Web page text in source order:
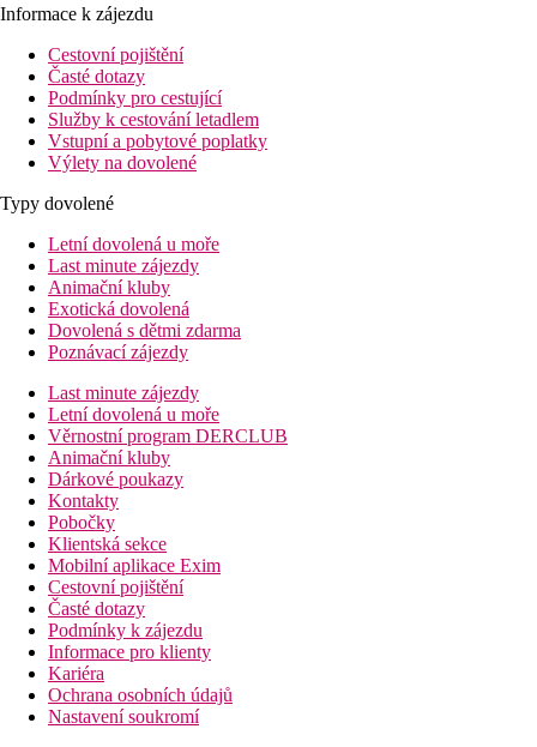
Informace k zájezdu
Cestovní pojištění
Časté dotazy
Podmínky pro cestující
Služby k cestování letadlem
Vstupní a pobytové poplatky
Výlety na dovolené
Typy dovolené
Letní dovolená u moře
Last minute zájezdy
Animační kluby
Exotická dovolená
Dovolená s dětmi zdarma
Poznávací zájezdy
Last minute zájezdy
Letní dovolená u moře
Věrnostní program DERCLUB
Animační kluby
Dárkové poukazy
Kontakty
Pobočky
Klientská sekce
Mobilní aplikace Exim
Cestovní pojištění
Časté dotazy
Podmínky k zájezdu
Informace pro klienty
Kariéra
Ochrana osobních údajů
Nastavení soukromí